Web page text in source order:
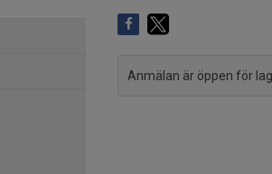
Anmälan är öppen för